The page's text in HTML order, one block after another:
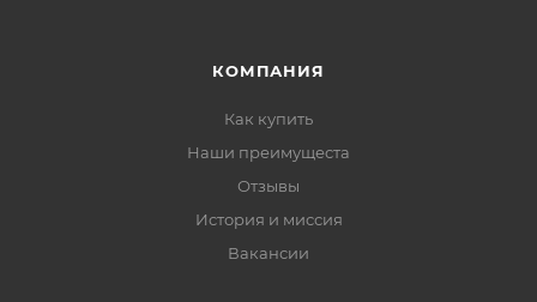
КОМПАНИЯ
Как купить
Наши преимущеста
Отзывы
История и миссия
Вакансии